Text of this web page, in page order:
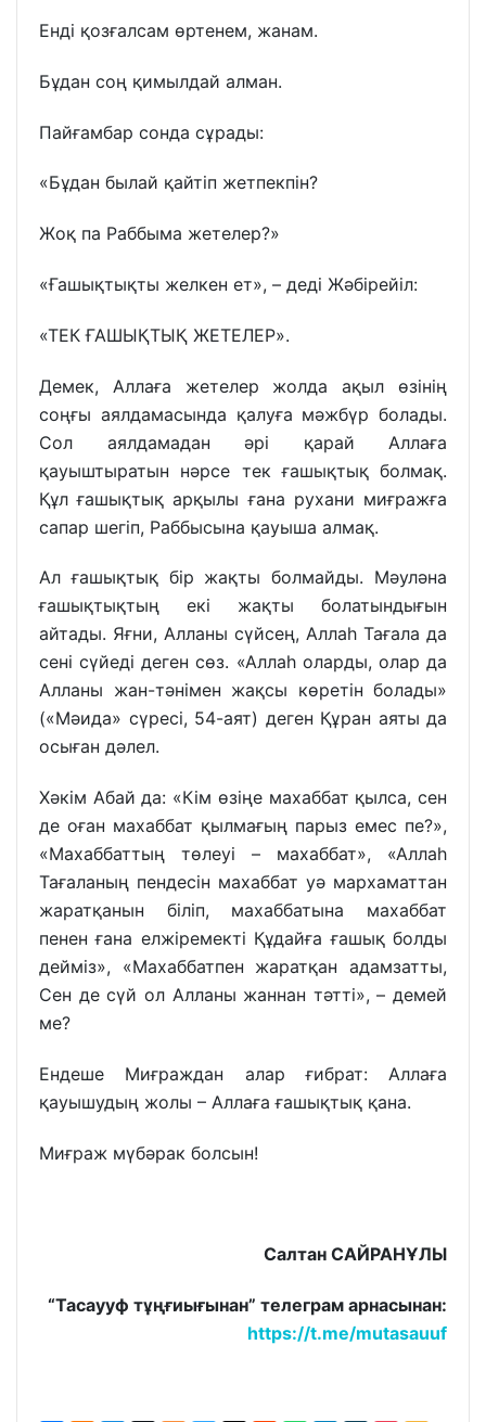
Енді қозғалсам өртенем, жанам.
Бұдан соң қимылдай алман.
Пайғамбар сонда сұрады:
«Бұдан былай қайтіп жетпекпін?
Жоқ па Раббыма жетелер?»
«Ғашықтықты желкен ет», – деді Жәбірейіл:
«ТЕК ҒАШЫҚТЫҚ ЖЕТЕЛЕР».
Демек, Аллаға жетелер жолда ақыл өзінің
соңғы аялдамасында қалуға мәжбүр болады.
Сол аялдамадан әрі қарай Аллаға
қауыштыратын нәрсе тек ғашықтық болмақ.
Құл ғашықтық арқылы ғана рухани миғражға
сапар шегіп, Раббысына қауыша алмақ.
Ал ғашықтық бір жақты болмайды. Мәуләна
ғашықтықтың екі жақты болатындығын
айтады. Яғни, Алланы сүйсең, Аллаһ Тағала да
сені сүйеді деген сөз. «Аллаһ оларды, олар да
Алланы жан-тәнімен жақсы көретін болады»
(«Мәида» сүресі, 54-аят) деген Құран аяты да
осыған дәлел.
Хәкім Абай да: «Кім өзіңе махаббат қылса, сен
де оған махаббат қылмағың парыз емес пе?»,
«Махаббаттың төлеуі – махаббат», «Аллаһ
Тағаланың пендесін махаббат уә мархаматтан
жаратқанын біліп, махаббатына махаббат
пенен ғана елжіремекті Құдайға ғашық болды
дейміз», «Махаббатпен жаратқан адамзатты,
Сен де сүй ол Алланы жаннан тәтті», – демей
ме?
Ендеше Миғраждан алар ғибрат: Аллаға
қауышудың жолы – Аллаға ғашықтық қана.
Миғраж мүбәрак болсын!
Салтан САЙРАНҰЛЫ
“Тасаууф тұңғиығынан” телеграм арнасынан:
https://t.me/mutasauuf